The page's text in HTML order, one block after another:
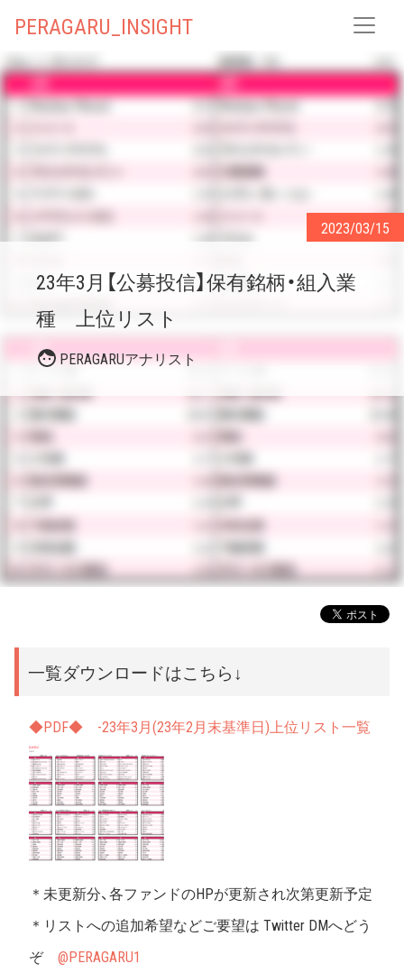
PERAGARU_INSIGHT
23年3月【公募投信】保有銘柄・組入業
種 上位リスト
2023/03/15
PERAGARUアナリスト
一覧ダウンロードはこちら↓
◆PDF◆ -23年3月(23年2月末基準日)上位リスト一覧
＊未更新分、各ファンドのHPが更新され次第更新予定
＊リストへの追加希望などご要望は Twitter DMへどう
ぞ @PERAGARU1